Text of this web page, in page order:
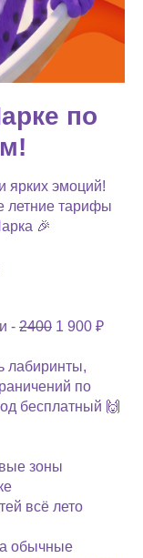
по
ярких эмоций!
летние тарифы
🎉
- 2400 1 900 ₽
лабиринты,
по
бесплатный 🙌
зоны
всё лето
обычные